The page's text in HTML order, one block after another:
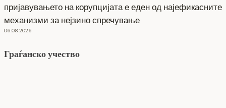
пријавувањето на корупцијата е еден од најефикасните
механизми за нејзино спречување
06.08.2026
Граѓанско учество